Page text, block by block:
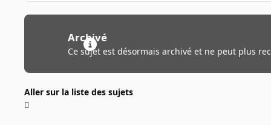
Archivé
Ce sujet est désormais archivé et ne peut plus
Aller sur la liste des sujets